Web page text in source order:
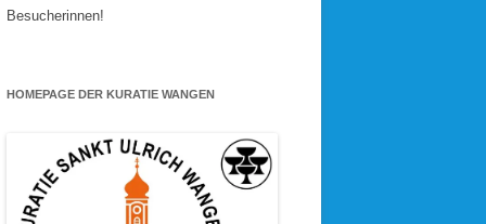
Besucherinnen!
HOMEPAGE DER KURATIE WANGEN